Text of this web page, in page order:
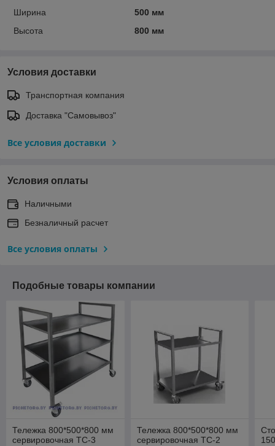
Ширина
500 мм
Высота
800 мм
Условия доставки
Транспортная компания
Доставка "Самовывоз"
Все условия доставки
Условия оплаты
Наличными
Безналичный расчет
Все условия оплаты
Подобные товары компании
Тележка 800*500*800 мм
сервировочная ТС-3
Тележка 800*500*800 мм
сервировочная ТС-2